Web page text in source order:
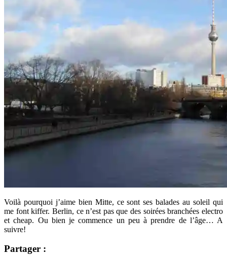
Voilà pourquoi j’aime bien Mitte, ce sont ses balades au soleil qui
me font kiffer. Berlin, ce n’est pas que des soirées branchées electro
et cheap. Ou bien je commence un peu à prendre de l’âge… A
suivre!
Partager :